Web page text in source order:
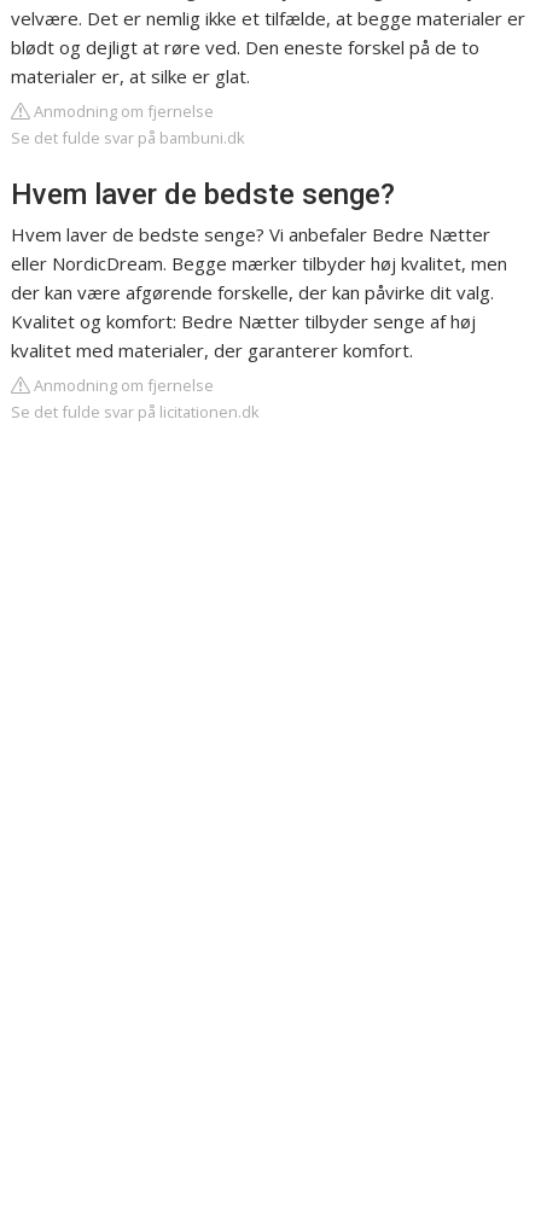
velvære. Det er nemlig ikke et tilfælde, at begge materialer er
blødt og dejligt at røre ved. Den eneste forskel på de to
materialer er, at silke er glat.
Anmodning om fjernelse
Se det fulde svar på bambuni.dk
Hvem laver de bedste senge?
Hvem laver de bedste senge? Vi anbefaler Bedre Nætter
eller NordicDream. Begge mærker tilbyder høj kvalitet, men
der kan være afgørende forskelle, der kan påvirke dit valg.
Kvalitet og komfort: Bedre Nætter tilbyder senge af høj
kvalitet med materialer, der garanterer komfort.
Anmodning om fjernelse
Se det fulde svar på licitationen.dk